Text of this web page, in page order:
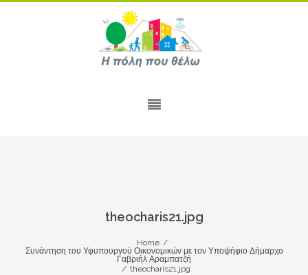
theocharis21.jpg
Home /
Συνάντηση του Υφυπουργού Οικονομικών με τον Υποψήφιο Δήμαρχο
Γαβριήλ Αραμπατζή
/ theocharis21.jpg